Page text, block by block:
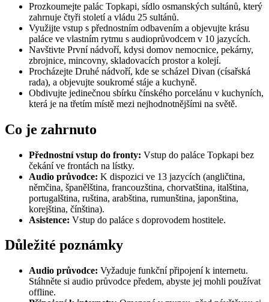
Prozkoumejte palác Topkapi, sídlo osmanských sultánů, který
zahrnuje čtyři století a vládu 25 sultánů.
Využijte vstup s přednostním odbavením a objevujte krásu
paláce ve vlastním rytmu s audioprůvodcem v 10 jazycích.
Navštivte První nádvoří, kdysi domov nemocnice, pekárny,
zbrojnice, mincovny, skladovacích prostor a kolejí.
Procházejte Druhé nádvoří, kde se scházel Divan (císařská
rada), a objevujte soukromé stáje a kuchyně.
Obdivujte jedinečnou sbírku čínského porcelánu v kuchyních,
která je na třetím místě mezi nejhodnotnějšími na světě.
Co je zahrnuto
Přednostní vstup do fronty: Vstup do paláce Topkapi bez
čekání ve frontách na lístky.
Audio průvodce: K dispozici ve 13 jazycích (angličtina,
němčina, španělština, francouzština, chorvatština, italština,
portugalština, ruština, arabština, rumunština, japonština,
korejština, čínština).
Asistence: Vstup do paláce s doprovodem hostitele.
Důležité poznámky
Audio průvodce: Vyžaduje funkční připojení k internetu.
Stáhněte si audio průvodce předem, abyste jej mohli používat
offline.